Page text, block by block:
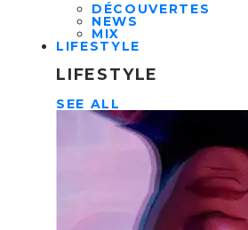
DÉCOUVERTES
NEWS
MIX
LIFESTYLE
LIFESTYLE
SEE ALL